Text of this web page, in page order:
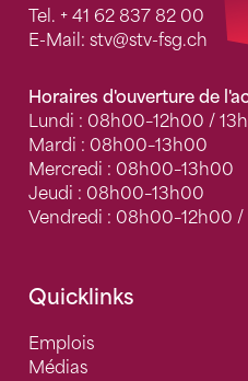
Tel. + 41 62 837 82 00
E-Mail: stv@stv-fsg.ch
Horaires d'ouverture de
Lundi : 08h00–12h00 /
Mardi : 08h00–13h00
Mercredi : 08h00–13h00
Jeudi : 08h00–13h00
Vendredi : 08h00–12h00 /
Quicklinks
Emplois
Médias